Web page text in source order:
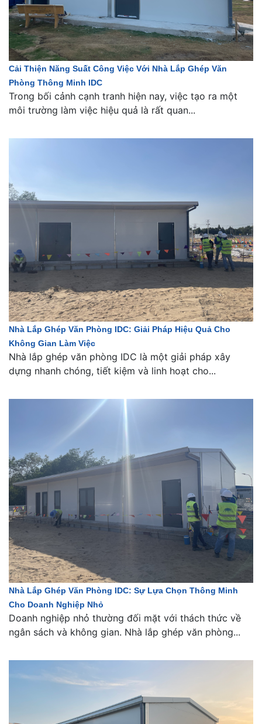
Cải Thiện Năng Suất Công Việc Với Nhà Lắp Ghép Văn
Phòng Thông Minh IDC
Trong bối cảnh cạnh tranh hiện nay, việc tạo ra một
môi trường làm việc hiệu quả là rất quan...
Nhà Lắp Ghép Văn Phòng IDC: Giải Pháp Hiệu Quả Cho
Không Gian Làm Việc
Nhà lắp ghép văn phòng IDC là một giải pháp xây
dựng nhanh chóng, tiết kiệm và linh hoạt cho...
Nhà Lắp Ghép Văn Phòng IDC: Sự Lựa Chọn Thông Minh
Cho Doanh Nghiệp Nhỏ
Doanh nghiệp nhỏ thường đối mặt với thách thức về
ngân sách và không gian. Nhà lắp ghép văn phòng...